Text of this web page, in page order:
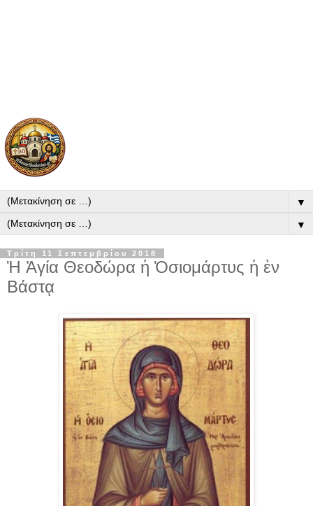
▼
▼
Τρίτη 11 Σεπτεμβρίου 2018
Ἡ Ἁγία Θεοδώρα ἡ Ὁσιομάρτυς ἡ ἐν
Βάστᾳ